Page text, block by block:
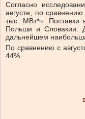
Согласно
августе, по
тыс. МВт*ч. Поставки
Польши и Словакии.
дальнейшем
По сравнению с
44%.